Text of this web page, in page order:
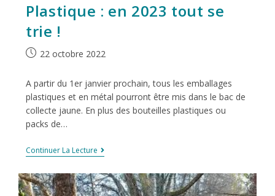
Plastique : en 2023 tout se
trie !
22 octobre 2022
A partir du 1er janvier prochain, tous les emballages
plastiques et en métal pourront être mis dans le bac de
collecte jaune. En plus des bouteilles plastiques ou
packs de…
Continuer La Lecture